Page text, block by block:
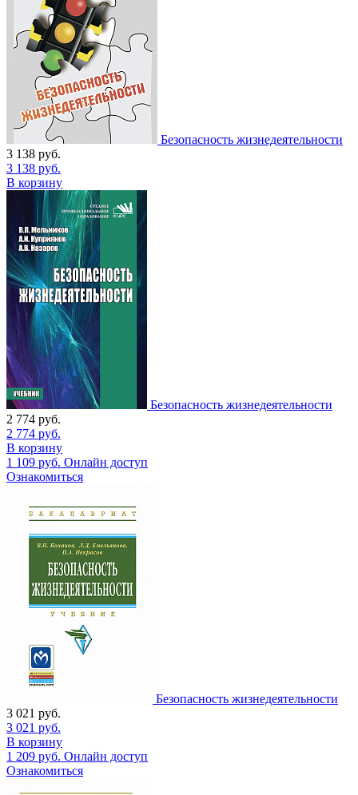
Безопасность жизнедеятельности
3 138 руб.
3 138 руб.
В корзину
Безопасность жизнедеятельности
2 774 руб.
2 774 руб.
В корзину
1 109 руб. Онлайн доступ
Ознакомиться
Безопасность жизнедеятельности
3 021 руб.
3 021 руб.
В корзину
1 209 руб. Онлайн доступ
Ознакомиться